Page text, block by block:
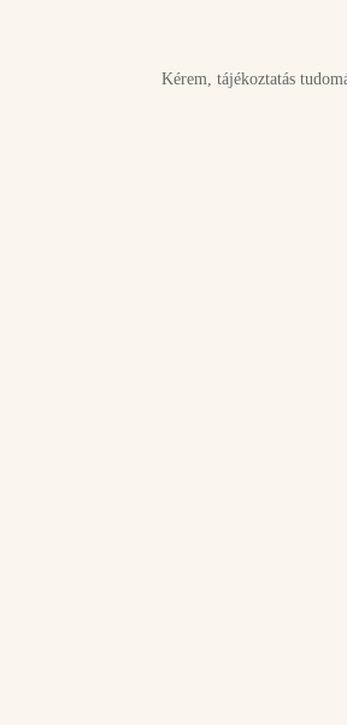
Kérem, tájékoztatás
Egri